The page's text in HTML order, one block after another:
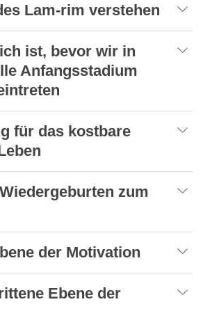
Lam-rim verstehen
ist, bevor wir in
Anfangsstadium
für das kostbare
zum
der Motivation
Ebene der